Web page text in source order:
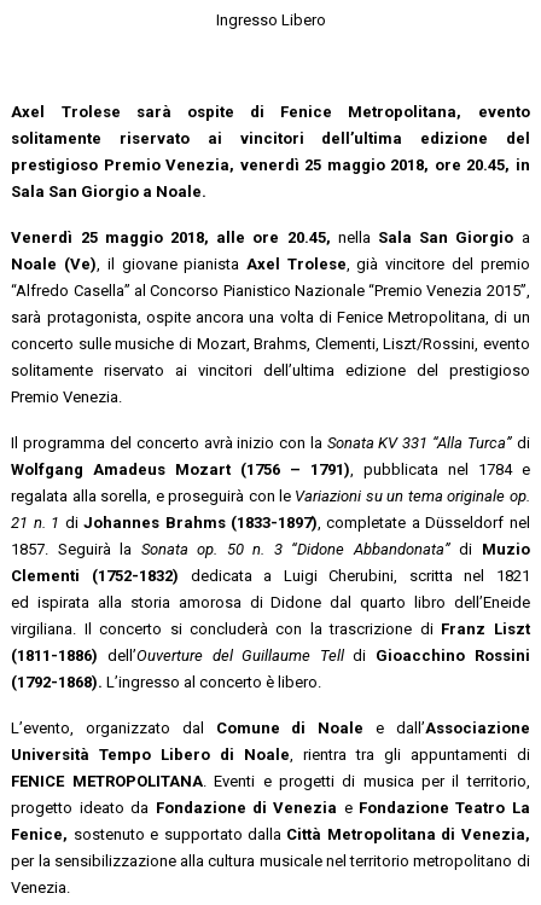
Ingresso Libero
Axel Trolese sarà ospite di Fenice Metropolitana, evento
solitamente riservato ai vincitori dell’ultima edizione del
prestigioso Premio Venezia, venerdì 25 maggio 2018, ore 20.45, in
Sala San Giorgio a Noale.
Venerdì 25 maggio 2018, alle ore 20.45, nella Sala San Giorgio a
Noale (Ve) , il giovane pianista Axel Trolese , già vincitore del premio
“Alfredo Casella” al Concorso Pianistico Nazionale “Premio Venezia 2015”,
sarà protagonista, ospite ancora una volta di Fenice Metropolitana, di un
concerto sulle musiche di Mozart, Brahms, Clementi, Liszt/Rossini, evento
solitamente riservato ai vincitori dell’ultima edizione del prestigioso
Premio Venezia.
Il programma del concerto avrà inizio con la Sonata KV 331 “Alla Turca”di
Wolfgang Amadeus Mozart (1756 – 1791) , pubblicata nel 1784 e
regalata alla sorella, e proseguirà con le Variazioni su un tema originale op.
21 n. 1 diJohannes Brahms (1833-1897) , completate a Düsseldorf nel
1857. Seguirà la Sonata op. 50 n. 3 “Didone Abbandonata”di Muzio
Clementi
(1752-1832) dedicata a Luigi Cherubini, scritta nel 1821
ed ispirata alla storia amorosa di Didone dal quarto libro dell’Eneide
virgiliana. Il concerto si concluderà con la trascrizione di Franz Liszt
(1811-1886) dell’Ouverture del Guillaume Telldi Gioacchino Rossini
(1792-1868).L’ingresso al concerto è libero.
L’evento, organizzato dal Comune di Noale e dall’Associazione
Università Tempo Libero di Noale , rientra tra gli appuntamenti di
FENICE METROPOLITANA. Eventi e progetti di musica per il territorio,
progetto ideato da Fondazione di Venezia e Fondazione Teatro La
Fenice, sostenuto e supportato dalla Città Metropolitana di Venezia,
per la sensibilizzazione alla cultura musicale nel territorio metropolitano di
Venezia.